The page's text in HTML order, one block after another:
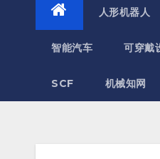
人形机器人
智能汽车 可穿戴
SCF 机械知网